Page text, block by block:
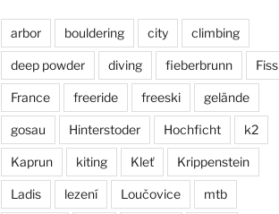
arbor bouldering city climbing
deep powder diving fieberbrunn Fiss
France freeride freeski gelände
gosau Hinterstoder Hochficht k2
Kaprun kiting Kleť Krippenstein
Ladis lezení Loučovice mtb